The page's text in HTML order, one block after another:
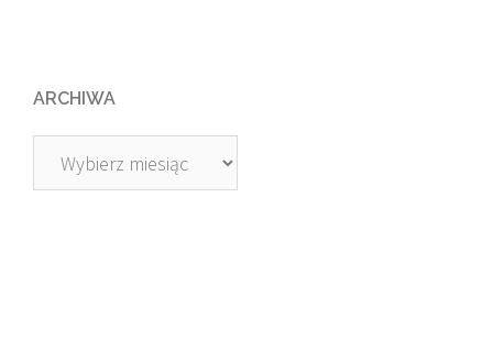
ARCHIWA
Archiwa